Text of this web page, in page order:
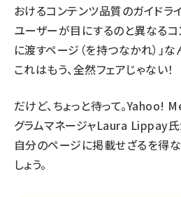
おけるコンテンツ品質のガイドラ
ユーザーが目にするのと異なる
に渡すページ（を持つなかれ）」
これはもう、全然フェアじゃない！
だけど、ちょっと待って。Yahoo!
グラムマネージャLaura Lippay
自分のページに掲載せざるを得
しょう。